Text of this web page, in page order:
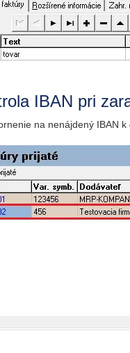
IBAN pri
na nenájdený IBAN